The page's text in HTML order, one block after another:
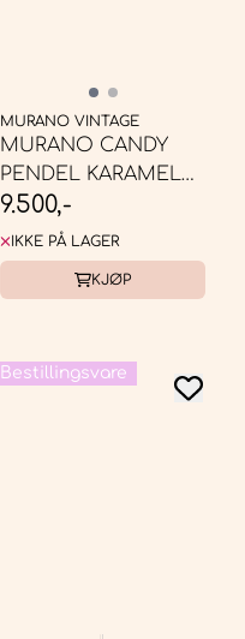
MURANO VINTAGE
MURANO CANDY
PENDEL KARAMELL
KREM SWIRL L* ...
9.500,-
IKKE PÅ LAGER
KJØP
Bestillingsvare